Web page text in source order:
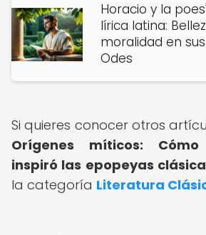
Horacio y la
lírica latina:
moralidad en sus
Odes
Si quieres conocer otros
Orígenes míticos:
inspiró las epopeyas
la categoría Literatura